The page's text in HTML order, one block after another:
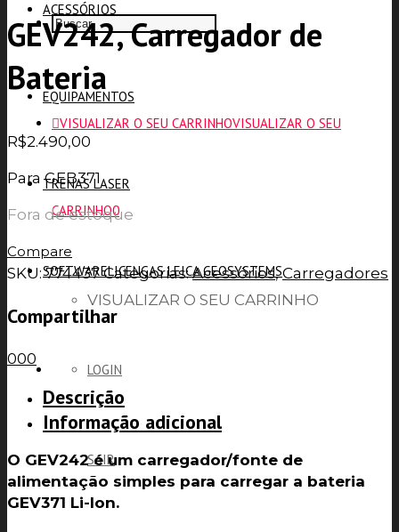
ACESSÓRIOS
EQUIPAMENTOS
TRENAS LASER
SOFTWARELICENÇAS LEICA GEOSYSTEMS
VISUALIZAR O SEU CARRINHOVISUALIZAR O SEU
CARRINHO0
VISUALIZAR O SEU CARRINHO
LOGIN
SAIR
GEV242, Carregador de
Bateria
R$2.490,00
Para GEB371
Fora de estoque
Compare
SKU:774437 Categorias:Acessórios,Carregadores
Compartilhar
000
Descrição
Informação adicional
O GEV242 é um carregador/fonte de
alimentação simples para carregar a bateria
GEV371 Li-Ion.